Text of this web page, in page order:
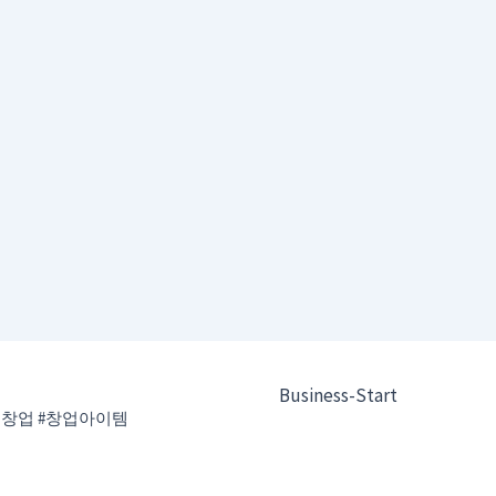
업 #창업아이템
Business-Start